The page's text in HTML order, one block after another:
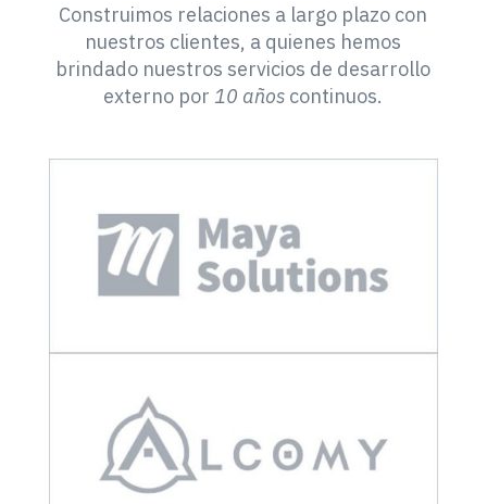
Construimos relaciones a largo plazo con
nuestros clientes, a quienes hemos
brindado nuestros servicios de desarrollo
externo por 10 años continuos.